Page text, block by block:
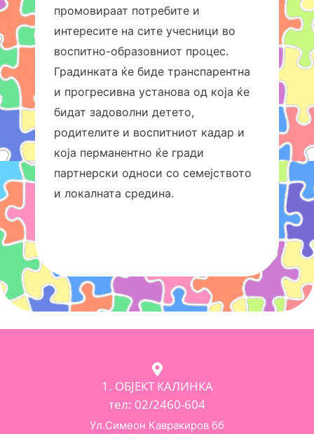
промовираат потребите и
интересите на сите учесници во
воспитно-образовниот процес.
Градинката ќе биде транспарентна
и прогресивна установа од која ќе
бидат задоволни детето,
родителите и воспитниот кадар и
која перманентно ќе гради
партнерски односи со семејството
и локалната средина.
1. ОБЈЕКТ КАЛИНКА
тел: 02/2460-604
Ул.Симеон Кавракиров бб